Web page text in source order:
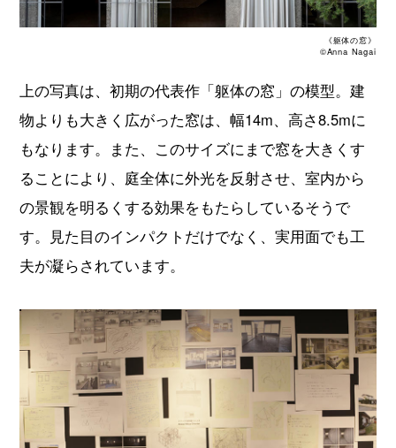
《躯体の窓》
©Anna Nagai
上の写真は、初期の代表作「躯体の窓」の模型。建
物よりも大きく広がった窓は、幅14m、高さ8.5mに
もなります。また、このサイズにまで窓を大きくす
ることにより、庭全体に外光を反射させ、室内から
の景観を明るくする効果をもたらしているそうで
す。見た目のインパクトだけでなく、実用面でも工
夫が凝らされています。